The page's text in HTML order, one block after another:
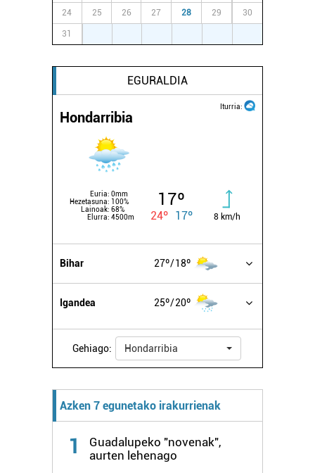
24 25 26 27 28 29 30
31
EGURALDIA
Iturria:
Hondarribia
Euria: 0mm
Hezetasuna: 100%
Lainoak: 68%
Elurra: 4500m
17º
24º 17º 8 km/h
Bihar 27º 18º
Igandea 25º 20º
Gehiago: Hondarribia
Azken 7 egunetako irakurrienak
1
Guadalupeko "novenak",
aurten lehenago